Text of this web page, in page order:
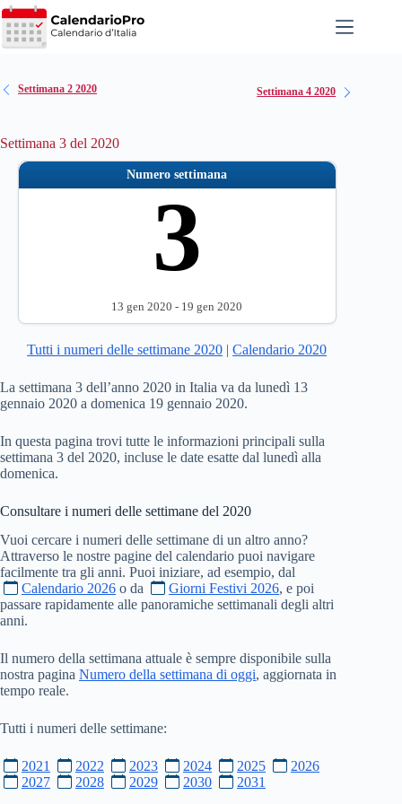
Salta
al
contenuto
Settimana 2 2020 Settimana 4 2020
Settimana 3 del 2020
Numero settimana
3
13 gen 2020 - 19 gen 2020
Tutti i numeri delle settimane 2020 |Calendario 2020
La settimana 3 dell’anno 2020 in Italia va da lunedì 13
gennaio 2020 a domenica 19 gennaio 2020.
In questa pagina trovi tutte le informazioni principali sulla
settimana 3 del 2020, incluse le date esatte dal lunedì alla
domenica.
Consultare i numeri delle settimane del 2020
Vuoi cercare i numeri delle settimane di un altro anno?
Attraverso le nostre pagine del calendario puoi navigare
facilmente tra gli anni. Puoi iniziare, ad esempio, dal
Calendario 2026 o da Giorni Festivi 2026, e poi
passare rapidamente alle panoramiche settimanali degli altri
anni.
Il numero della settimana attuale è sempre disponibile sulla
nostra pagina Numero della settimana di oggi, aggiornata in
tempo reale.
Tutti i numeri delle settimane:
2021 2022 2023 2024 2025
2026
2027
2028 2029 2030 2031